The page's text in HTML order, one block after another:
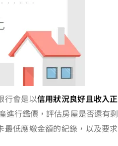
行會是以信用狀況良好且收入
進行鑑價，評估房屋是否還有
低應繳金額的紀錄，以及要